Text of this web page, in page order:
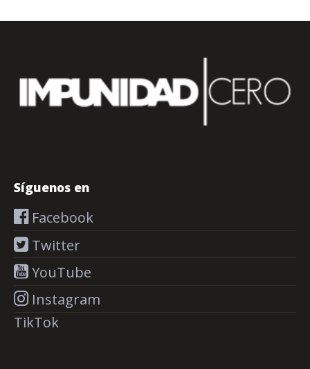
Síguenos en
Facebook
Twitter
YouTube
Instagram
TikTok